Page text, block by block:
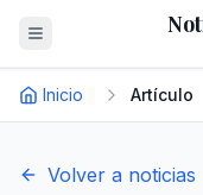
Inicio Artículo
Volver a noticias